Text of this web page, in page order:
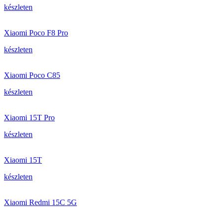
készleten
Xiaomi Poco F8 Pro
készleten
Xiaomi Poco C85
készleten
Xiaomi 15T Pro
készleten
Xiaomi 15T
készleten
Xiaomi Redmi 15C 5G